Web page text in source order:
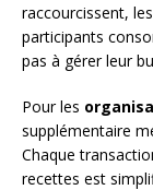
raccourcissent,
participants
pas à gérer leur
Pour les
supplémentaire
Chaque
recettes est